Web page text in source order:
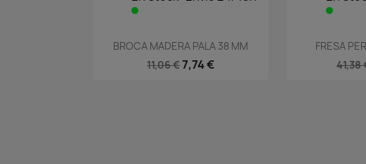
Vista rápida
BROCA MADERA PALA 38 MM
11,06 €7,74 €

FRESA
41,38